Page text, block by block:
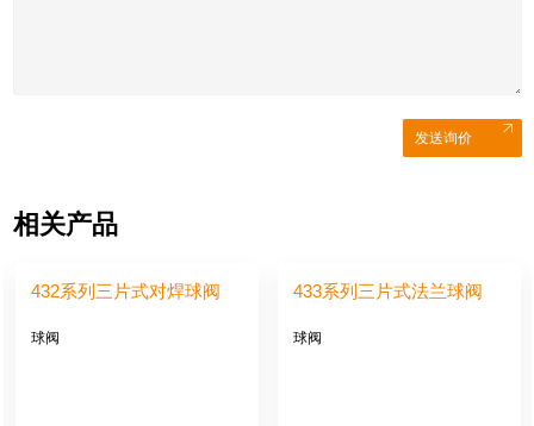
发送询价
相关产品
432系列三片式对焊球阀
球阀
433系列三片式法兰球阀
球阀